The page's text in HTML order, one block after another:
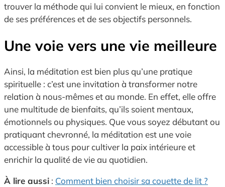
trouver la méthode qui lui convient le mieux, en fonction
de ses préférences et de ses objectifs personnels.
Une voie vers une vie meilleure
Ainsi, la méditation est bien plus qu’une pratique
spirituelle : c’est une invitation à transformer notre
relation à nous-mêmes et au monde. En effet, elle offre
une multitude de bienfaits, qu’ils soient mentaux,
émotionnels ou physiques. Que vous soyez débutant ou
pratiquant chevronné, la méditation est une voie
accessible à tous pour cultiver la paix intérieure et
enrichir la qualité de vie au quotidien.
À lire aussi : Comment bien choisir sa couette de lit ?